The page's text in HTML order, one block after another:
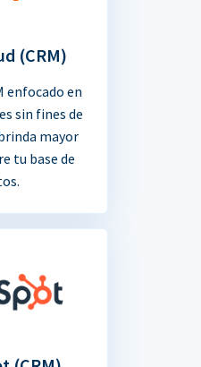
(CRM)
enfocado en
sin fines de
mayor
tu base de